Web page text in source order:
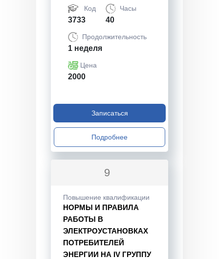
Код
3733
Часы
40
Продолжительность
1 неделя
Цена
2000
Записаться
Подробнее
9
Повышение квалификации
НОРМЫ И ПРАВИЛА
РАБОТЫ В
ЭЛЕКТРОУСТАНОВКАХ
ПОТРЕБИТЕЛЕЙ
ЭНЕРГИИ НА IV ГРУППУ